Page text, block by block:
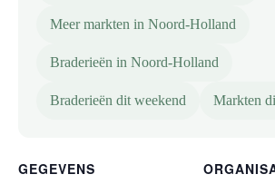
Meer markten in Noord-Holland
Braderieën in Noord-Holland
Braderieën dit weekend Markten
GEGEVENS